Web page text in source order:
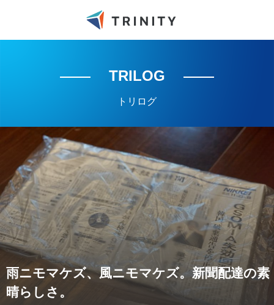
TRILOG
トリログ
雨ニモマケズ、風ニモマケズ。新聞配達の素
晴らしさ。